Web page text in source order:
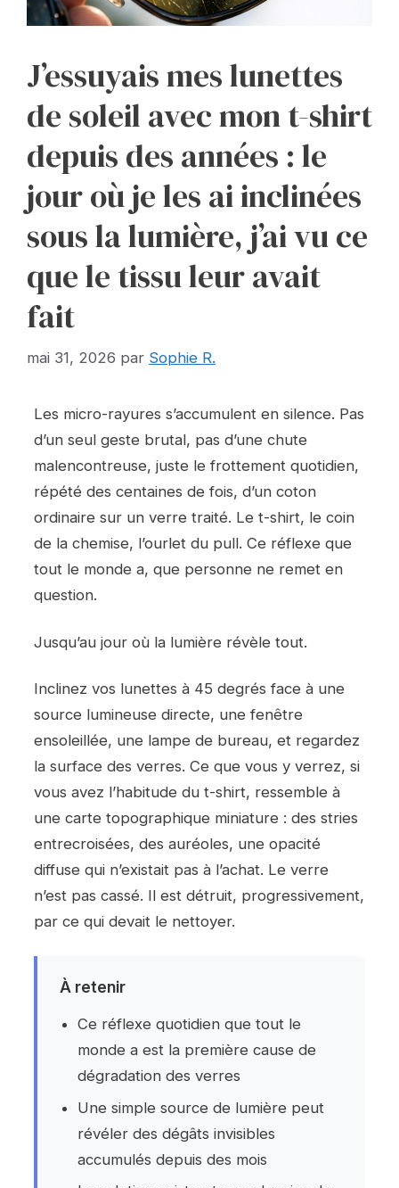
J’essuyais mes lunettes
de soleil avec mon t-shirt
depuis des années : le
jour où je les ai inclinées
sous la lumière, j’ai vu ce
que le tissu leur avait
fait
mai 31, 2026 par Sophie R.
Les micro-rayures s’accumulent en silence. Pas
d’un seul geste brutal, pas d’une chute
malencontreuse, juste le frottement quotidien,
répété des centaines de fois, d’un coton
ordinaire sur un verre traité. Le t-shirt, le coin
de la chemise, l’ourlet du pull. Ce réflexe que
tout le monde a, que personne ne remet en
question.
Jusqu’au jour où la lumière révèle tout.
Inclinez vos lunettes à 45 degrés face à une
source lumineuse directe, une fenêtre
ensoleillée, une lampe de bureau, et regardez
la surface des verres. Ce que vous y verrez, si
vous avez l’habitude du t-shirt, ressemble à
une carte topographique miniature : des stries
entrecroisées, des auréoles, une opacité
diffuse qui n’existait pas à l’achat. Le verre
n’est pas cassé. Il est détruit, progressivement,
par ce qui devait le nettoyer.
À retenir
Ce réflexe quotidien que tout le
monde a est la première cause de
dégradation des verres
Une simple source de lumière peut
révéler des dégâts invisibles
accumulés depuis des mois